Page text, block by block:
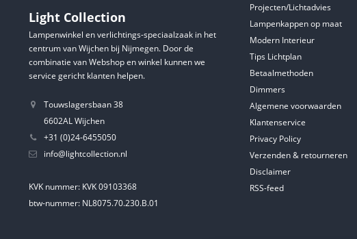
Light Collection
Lampenwinkel en verlichtings-speciaalzaak in het
centrum van Wijchen bij Nijmegen. Door de
combinatie van Webshop en winkel kunnen we
service gericht klanten helpen.
Touwslagersbaan 38
6602AL Wijchen
+31 (0)24-6455050
info@lightcollection.nl
KVK nummer: KVK 09103368
btw-nummer: NL8075.70.230.B.01
Projecten/Lichtadvies
Lampenkappen op maat
Modern Interieur
Tips Lichtplan
Betaalmethoden
Dimmers
Algemene voorwaarden
Klantenservice
Privacy Policy
Verzenden & retourneren
Disclaimer
RSS-feed